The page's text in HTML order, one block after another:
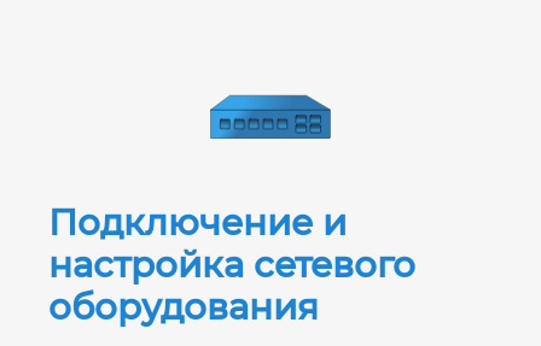
Подключение и
настройка сетевого
оборудования